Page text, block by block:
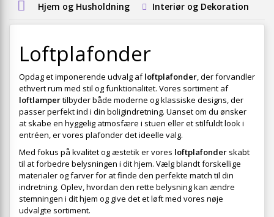
Hjem og Husholdning Interiør og Dekoration
Loftplafonder
Opdag et imponerende udvalg afloftplafonder, der forvandler
ethvert rum med stil og funktionalitet. Vores sortiment af
loftlampertilbyder både moderne og klassiske designs, der
passer perfekt ind i din boligindretning. Uanset om du ønsker
at skabe en hyggelig atmosfære i stuen eller et stilfuldt look i
entréen, er vores plafonder det ideelle valg.
Med fokus på kvalitet og æstetik er vores loftplafonder skabt
til at forbedre belysningen i dit hjem. Vælg blandt forskellige
materialer og farver for at finde den perfekte match til din
indretning. Oplev, hvordan den rette belysning kan ændre
stemningen i dit hjem og give det et løft med vores nøje
udvalgte sortiment.